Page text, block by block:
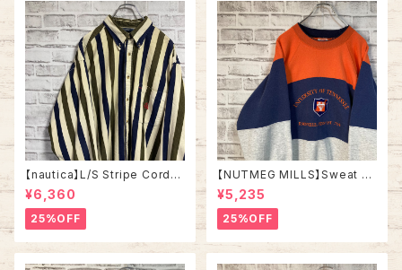
【nautica】L/S Stripe Cordur
oy Shirt L 90s ノーティカ スト
ライプ コーデュロイ シャツ ボタ
ンダウン 長袖 ワンポイントロゴ
刺繍ロゴ 旧タグ USA アメリカ
古着
¥6,360
25%OFF
【NUTMEG MILLS】Sweat XL
Made in USA 90s “UNIVER
SITY OF TENNESSEE” vinta
ge ナツメグミルズ カレッジモノ
カレッジロゴ テネシー大学 スウ
ェット トレーナー ヴィンテージ
アメリカ USA 古着
¥5,235
25%OFF